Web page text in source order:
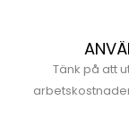
Tänk på att